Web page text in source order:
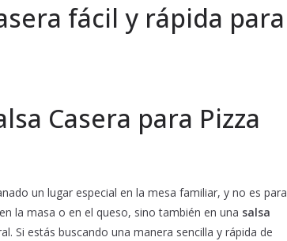
fácil y rápida para
Casera para Pizza
un lugar especial en la mesa familiar, y no es para
la masa o en el queso, sino también en una salsa
Si estás buscando una manera sencilla y rápida de